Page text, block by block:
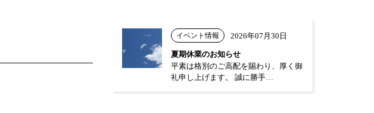
イベント情報 2026年07月30日
夏期休業のお知らせ
平素は格別のご高配を賜わり、厚く御
礼申し上げます。 誠に勝手…